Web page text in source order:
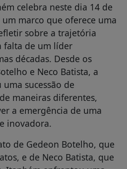
celebra neste dia 14 de
marco que oferece uma
sobre a trajetória
falta de um líder
décadas. Desde os
e Neco Batista, a
sucessão de
maneiras diferentes,
a emergência de uma
inovadora.
de Gedeon Botelho, que
e de Neco Batista, que